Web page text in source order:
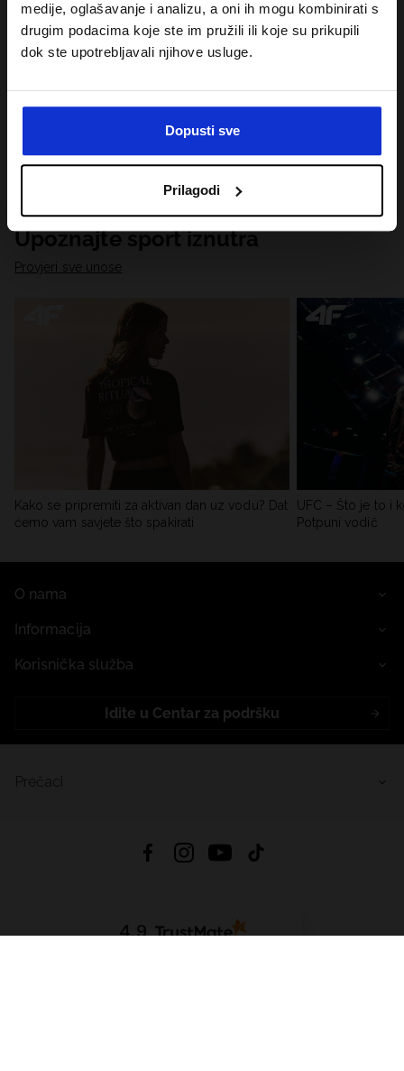
medije, oglašavanje i analizu, a oni ih mogu kombinirati s
drugim podacima koje ste im pružili ili koje su prikupili
dok ste upotrebljavali njihove usluge.
Dopusti sve
Prilagodi
Upoznajte sport iznutra
Provjeri sve unose
Kako se pripremiti za aktivan dan uz vodu? Dat
ćemo vam savjete što spakirati
UFC – Što je to i
Potpuni vodič
O nama
Informacija
Korisnička služba
Idite u Centar za podršku
4.9